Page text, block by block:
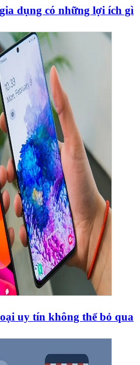
dụng có những lợi ích gì
uy tín không thể bỏ qua